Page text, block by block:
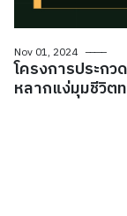
Nov 01, 2024
โครงการประกว
หลากแง่มุมชีวิต